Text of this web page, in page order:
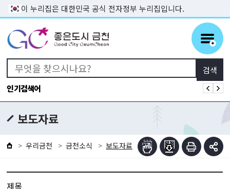
본문 바로가기
이 누리집은 대한민국 공식 전자정부 누리집입니다.
인기검색어
보도자료
우리금천 금천소식 보도자료
제목